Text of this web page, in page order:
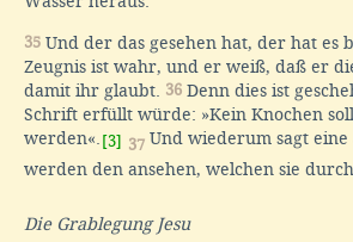
35 Und der das gesehen hat, der hat es
Zeugnis ist wahr, und er weiß, daß er
damit ihr glaubt. 36 Denn dies ist
Schrift erfüllt würde: »Kein Knochen
werden«. [3] 37 Und wiederum sagt eine
werden den ansehen, welchen sie
Die Grablegung Jesu